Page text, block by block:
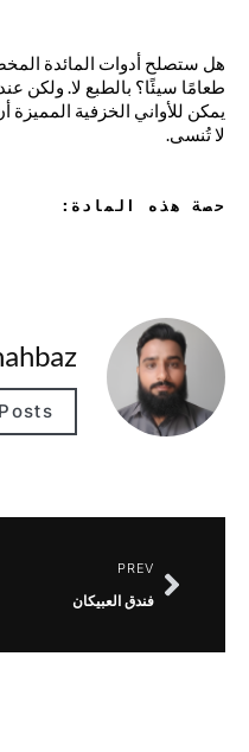
هل ستصلح أدوات المائدة
طعامًا سيئًا؟ بالطبع لا. ولكن
يمكن للأواني الخزفية
لا تُنسى.
حصة هذه المادة:
PREV
فندق العبيكان